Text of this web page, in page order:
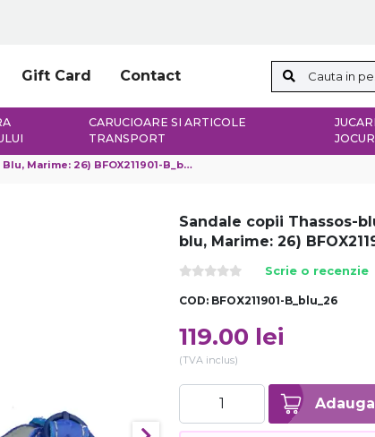
Gift Card Contact
CARUCIOARE SI ARTICOLE
TRANSPORT
26) BFOX211901-B_blu_26
Sandale copii Thassos-
blu, Marime: 26)
Scrie o recenzie
COD: BFOX211901-B_blu_26
119.00 lei
(TVA inclus)